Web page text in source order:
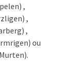
,
,
,
ou